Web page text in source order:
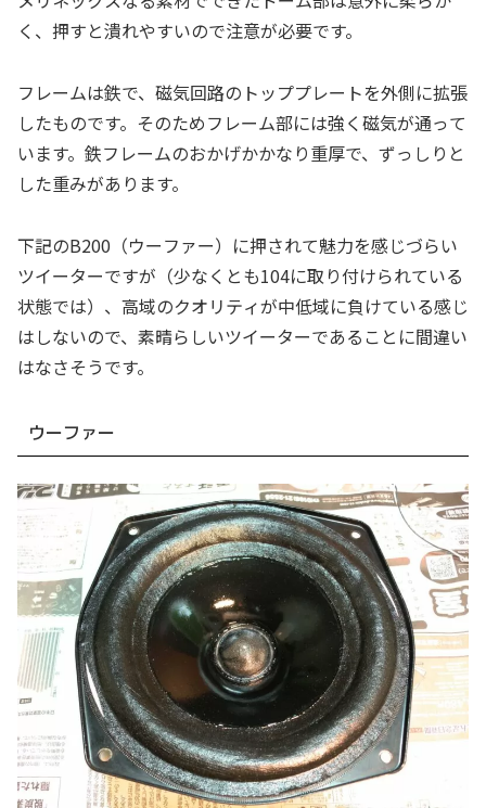
く、押すと潰れやすいので注意が必要です。
フレームは鉄で、磁気回路のトッププレートを外側に拡張
したものです。そのためフレーム部には強く磁気が通って
います。鉄フレームのおかげかかなり重厚で、ずっしりと
した重みがあります。
下記のB200（ウーファー）に押されて魅力を感じづらい
ツイーターですが（少なくとも104に取り付けられている
状態では）、高域のクオリティが中低域に負けている感じ
はしないので、素晴らしいツイーターであることに間違い
はなさそうです。
ウーファー